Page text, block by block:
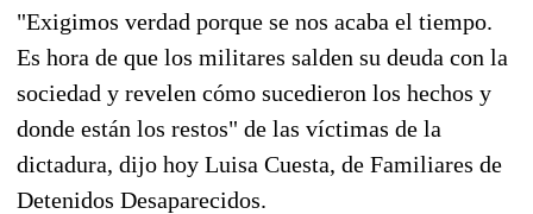
"Exigimos verdad porque se nos acaba el tiempo.
Es hora de que los militares salden su deuda con la
sociedad y revelen cómo sucedieron los hechos y
donde están los restos" de las víctimas de la
dictadura, dijo hoy Luisa Cuesta, de Familiares de
Detenidos Desaparecidos.